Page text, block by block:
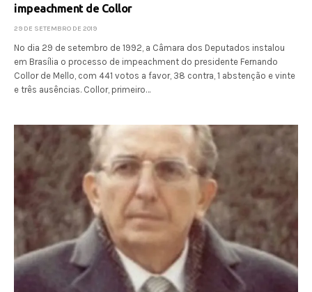
impeachment de Collor
29 DE SETEMBRO DE 2019
No dia 29 de setembro de 1992, a Câmara dos Deputados instalou
em Brasília o processo de impeachment do presidente Fernando
Collor de Mello, com 441 votos a favor, 38 contra, 1 abstenção e vinte
e três ausências. Collor, primeiro…